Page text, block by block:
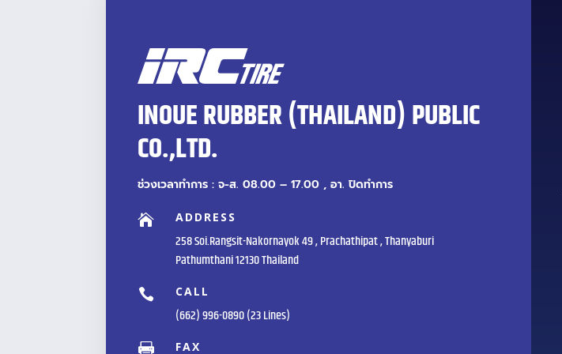
INOUE RUBBER (THAILAND) PUBLIC
CO.,LTD.
ช่วงเวลาทำการ : จ-ส. 08.00 – 17.00 , อา. ปิดทำการ
 ADDRESS
258 Soi.Rangsit-Nakornayok 49 , Prachathipat , Thanyaburi
Pathumthani 12130 Thailand
 CALL
(662) 996-0890 (23 Lines)
 FAX